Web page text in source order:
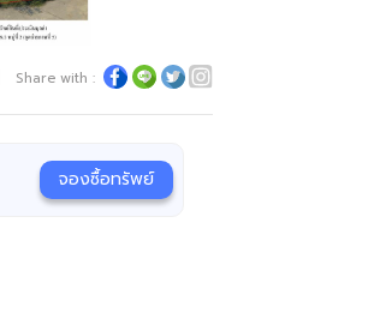
Share with :
จองซื้อทรัพย์